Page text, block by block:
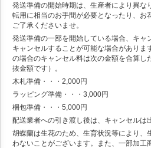
発送準備の開始時期は、生産者により異な
転用に相当のお手間が必要となったり、お
ご了承くださいませ。
発送準備の一部を開始している場合、キャ
キャンセルすることが可能な場合がありま
の場合のキャンセル料は次の金額を合算し
抜金額です）。
木札準備・・・2,000円
ラッピング準備・・・3,000円
梱包準備・・・5,000円
配送業者への引き渡し後は、キャンセルは
胡蝶蘭は生花のため、生育状況等により、
わないことがございます。また、一部加工